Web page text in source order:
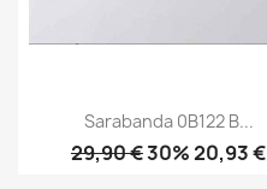
Sarabanda 0B122 B...
29,90 €30% 20,93 €